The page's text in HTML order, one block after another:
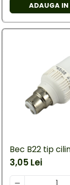
ADAUGA IN
Bec B22 tip
3,05 Lei